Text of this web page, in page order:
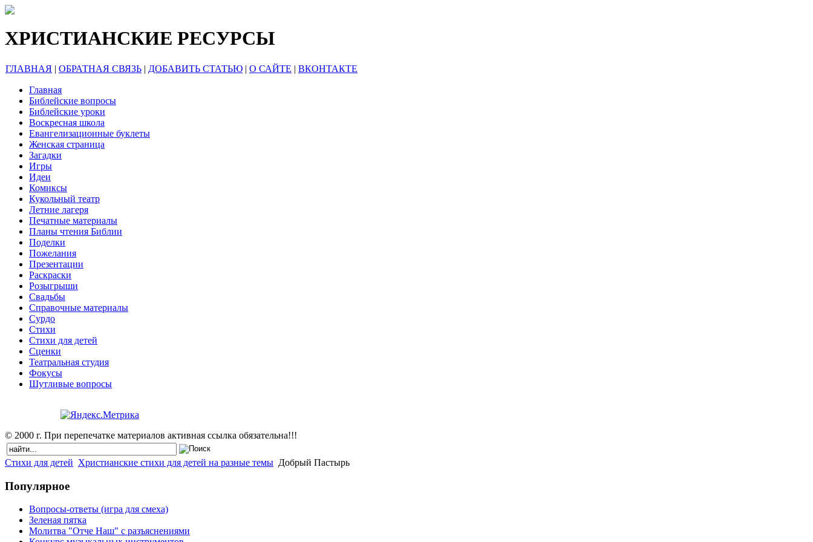
ХРИСТИАНСКИЕ РЕСУРСЫ
ГЛАВНАЯ | ОБРАТНАЯ СВЯЗЬ | ДОБАВИТЬ СТАТЬЮ | О САЙТЕ | ВКОНТАКТЕ
Главная
Библейские вопросы
Библейские уроки
Воскресная школа
Евангелизационные буклеты
Женская страница
Загадки
Игры
Идеи
Комиксы
Кукольный театр
Летние лагеря
Печатные материалы
Планы чтения Библии
Поделки
Пожелания
Презентации
Раскраски
Розыгрыши
Свадьбы
Справочные материалы
Сурдо
Стихи
Стихи для детей
Сценки
Театральная студия
Фокусы
Шутливые вопросы
© 2000 г. При перепечатке материалов активная ссылка обязательна!!!
Стихи для детей Христианские стихи для детей на разные темы Добрый Пастырь
Популярное
Вопросы-ответы (игра для смеха)
Зеленая пятка
Молитва "Отче Наш" с разъяснениями